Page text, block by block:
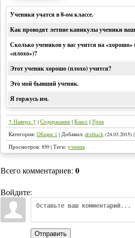
Ученики учатся в 8-ом классе.
Как проводят летние каникулы ученики
Сколько учеников у вас учится на «хорошо»
«плохо»)?
Этот ученик хорошо (плохо) учится?
Это мой бывший ученик.
Я горжусь им.
↑ Наверх ↑ | Содержание | Класс | Урок
Категория: Общие 1 | Добавил: drxblack (24.03.2015) |
Просмотров: 859 | Теги: ученик
Всего комментариев: 0
Войдите:
Отправить